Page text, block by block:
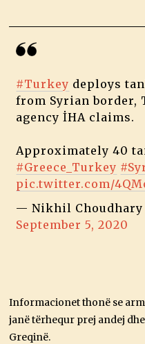
#Turkey deploys
from Syrian border,
agency İHA claims.
Approximately 40
#Greece_Turkey
pic.twitter.com/
— Nikhil Choudhary
September 5, 2020
Informacionet thonë se
janë tërhequr prej andej
Greqinë.